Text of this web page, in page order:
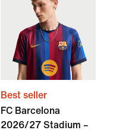
Best seller
FC Barcelona
2026/27 Stadium –